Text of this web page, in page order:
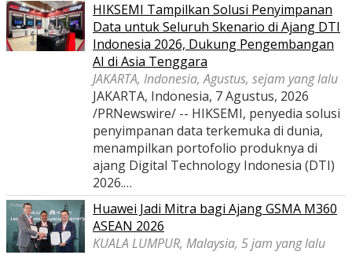
HIKSEMI Tampilkan Solusi Penyimpanan
Data untuk Seluruh Skenario di Ajang DTI
Indonesia 2026, Dukung Pengembangan
AI di Asia Tenggara
JAKARTA, Indonesia, Agustus, sejam yang lalu
JAKARTA, Indonesia, 7 Agustus, 2026
/PRNewswire/ -- HIKSEMI, penyedia solusi
penyimpanan data terkemuka di dunia,
menampilkan portofolio produknya di
ajang Digital Technology Indonesia (DTI)
2026.…
Huawei Jadi Mitra bagi Ajang GSMA M360
ASEAN 2026
KUALA LUMPUR, Malaysia, 5 jam yang lalu